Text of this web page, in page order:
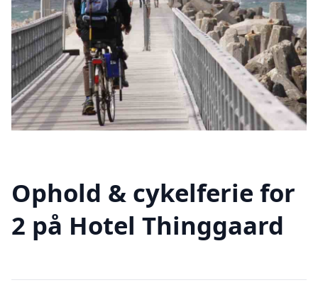
Ophold & cykelferie for
2 på Hotel Thinggaard